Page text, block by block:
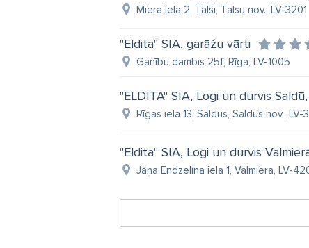
Miera iela 2, Talsi, Talsu nov., LV-3201
"Eldita" SIA, garāžu vārti
Ganību dambis 25f, Rīga, LV-1005
"ELDITA" SIA, Logi un durvis
Rīgas iela 13, Saldus, Saldus nov., LV-
"Eldita" SIA, Logi un durvis
Jāņa Endzelīna iela 1, Valmiera, LV-